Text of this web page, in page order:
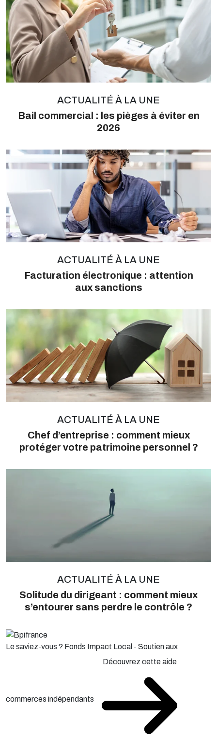
ACTUALITÉ À LA UNE
Bail commercial : les pièges à éviter en
2026
ACTUALITÉ À LA UNE
Facturation électronique : attention
aux sanctions
ACTUALITÉ À LA UNE
Chef d’entreprise : comment mieux
protéger votre patrimoine personnel ?
ACTUALITÉ À LA UNE
Solitude du dirigeant : comment mieux
s’entourer sans perdre le contrôle ?
Le saviez-vous ? Fonds Impact Local - Soutien aux
commerces indépendants
Découvrez cette aide